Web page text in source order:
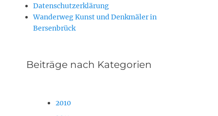
Datenschutzerklärung
Wanderweg Kunst und Denkmäler in
Bersenbrück
Beiträge nach Kategorien
2010